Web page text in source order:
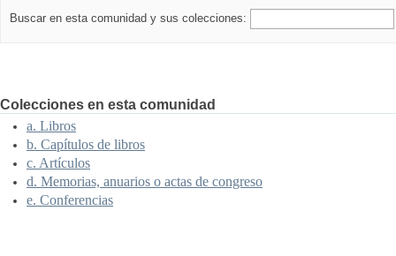
Buscar en esta comunidad y sus colecciones:
Colecciones en esta comunidad
a. Libros
b. Capítulos de libros
c. Artículos
d. Memorias, anuarios o actas de congreso
e. Conferencias